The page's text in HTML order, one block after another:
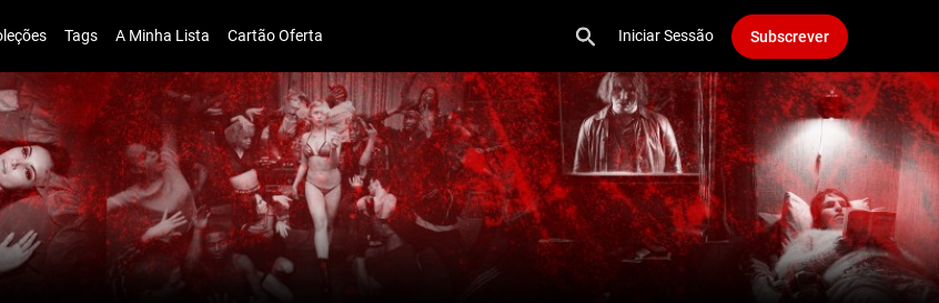
Tags A Minha Lista Cartão Oferta Iniciar Sessão Subscrever